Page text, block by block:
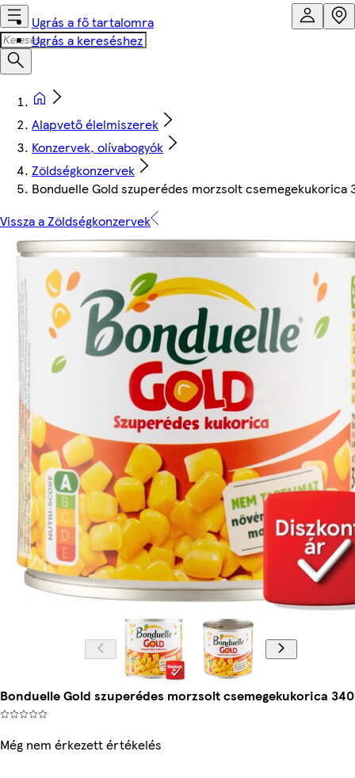
Ugrás a fő tartalomra
Ugrás a kereséshez
Alapvető élelmiszerek
Konzervek, olívabogyók
Zöldségkonzervek
Bonduelle Gold szuperédes morzsolt csemegekukorica
Vissza a Zöldségkonzervek
Bonduelle Gold szuperédes morzsolt csemegekukorica
Még nem érkezett értékelés